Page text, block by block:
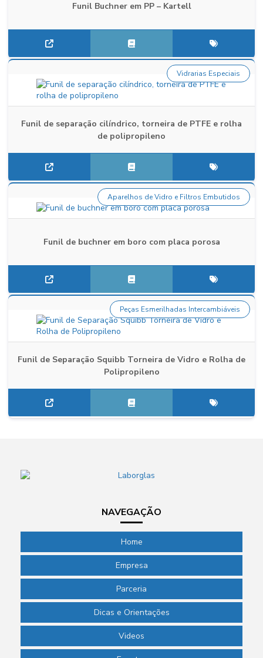
Funil Buchner em PP – Kartell
Funil de separação cilíndrico, torneira de PTFE e rolha
de polipropileno
Vidrarias Especiais
Funil de buchner em boro com placa porosa
Aparelhos de Vidro e Filtros Embutidos
Funil de Separação Squibb Torneira de Vidro e Rolha de
Polipropileno
Peças Esmerilhadas Intercambiáveis
NAVEGAÇÃO
Home
Empresa
Parceria
Dicas e Orientações
Videos